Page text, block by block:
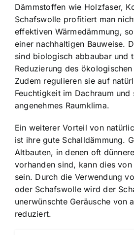
Dämmstoffen wie Holzfaser,
Schafswolle profitiert man
effektiven Wärmedämmung,
einer nachhaltigen Bauweise.
sind biologisch abbaubar und
Reduzierung des
Zudem regulieren sie auf
Feuchtigkeit im Dachraum
angenehmes Raumklima.
Ein weiterer Vorteil von
ist ihre gute Schalldämmung.
Altbauten, in denen oft
vorhanden sind, kann dies
sein. Durch die Verwendung
oder Schafswolle wird der
unerwünschte Geräusche von
reduziert.